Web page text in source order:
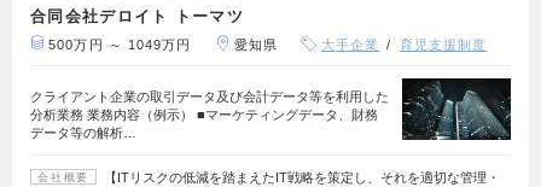
合同会社デロイト トーマツ
500万円 ～ 1049万円 愛知県 大手企業 育児支援制度
クライアント企業の取引データ及び会計データ等を利用した
分析業務 業務内容（例示） ■マーケティングデータ、財務
データ等の解析…
会社概要
【ITリスクの低減を踏まえたIT戦略を策定し、それを適切な管理・